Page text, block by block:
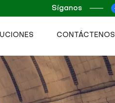
Síganos
CONTÁCTENOS